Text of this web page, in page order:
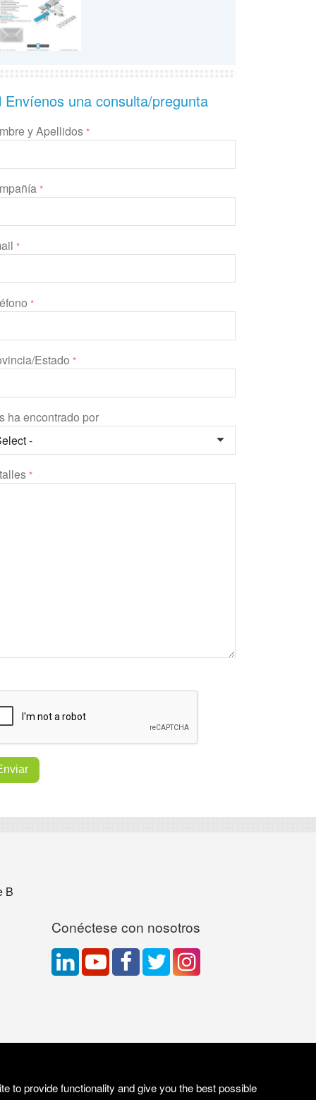
Envíenos una consulta/pregunta
y Apellidos *
*
*
*
Estado *
ha encontrado por
*
B
Conéctese con nosotros
to provide functionality and give you the best possible